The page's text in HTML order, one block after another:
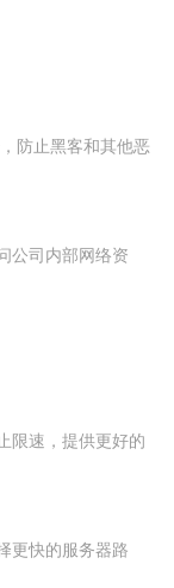
防止黑客和其他恶
公司内部网络资
限速，提供更好的
更快的服务器路